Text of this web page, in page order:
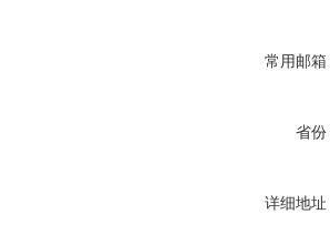
常用邮箱
省份
详细地址